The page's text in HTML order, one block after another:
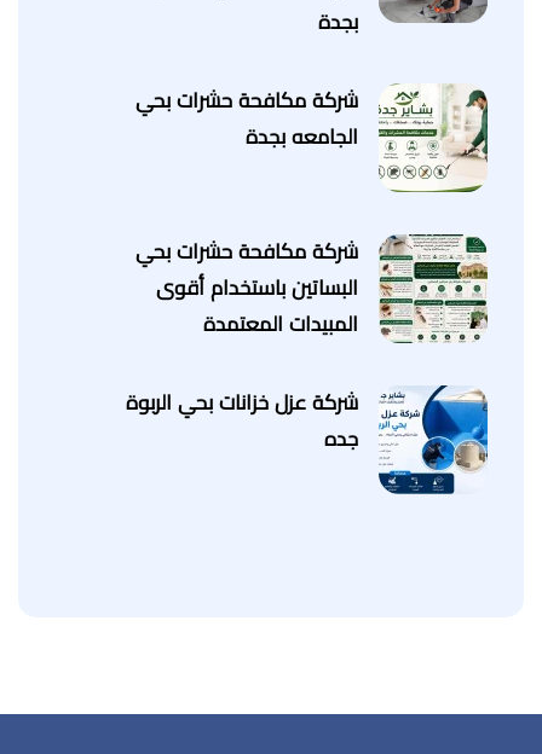
بجدة
شركة مكافحة حشرات بحي
الجامعه بجدة
شركة مكافحة حشرات بحي
البساتين باستخدام أقوى
المبيدات المعتمدة
شركة عزل خزانات بحي الربوة
جده